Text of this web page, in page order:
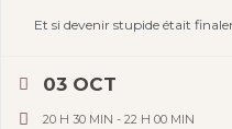
Et si devenir stupide était
03 OCT
20 H 30 MIN - 22 H 00 MIN